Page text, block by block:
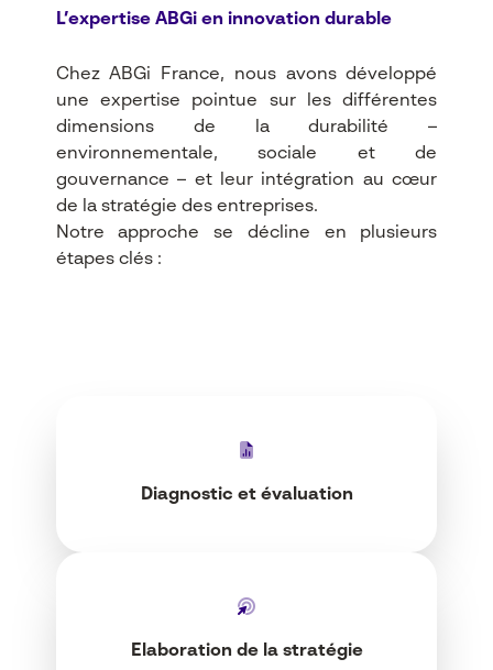
L’expertise ABGi en innovation durable
Chez ABGi France, nous avons développé
une expertise pointue sur les différentes
dimensions de la durabilité –
environnementale, sociale et de
gouvernance – et leur intégration au cœur
de la stratégie des entreprises.
Notre approche se décline en plusieurs
étapes clés :
Diagnostic et évaluation
Elaboration de la stratégie